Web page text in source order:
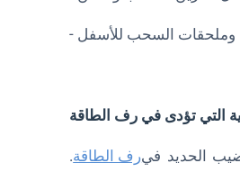
التي تؤدى في رف الطاقة
الحديد فيرف الطاقة.